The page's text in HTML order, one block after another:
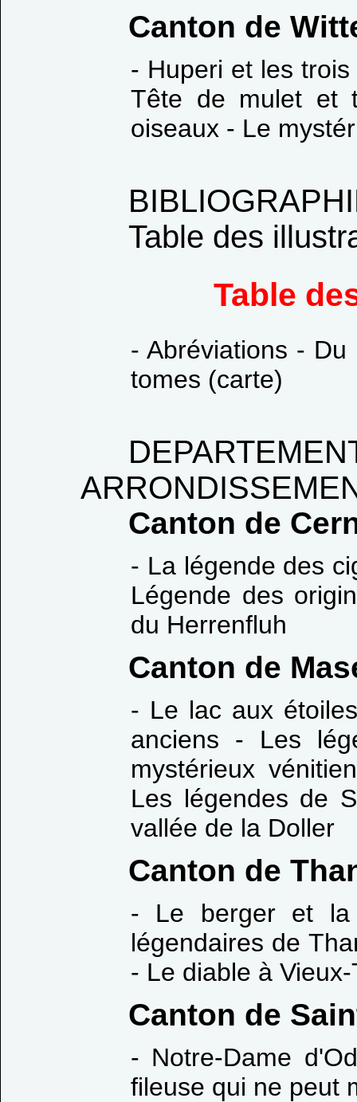
Canton de
- Huperi et les
Tête de mulet et
oiseaux - Le
Table des
Table
- Abréviations -
tomes (carte)
Canton de
- La légende des
Légende des
du Herrenfluh
Canton de
- Le lac aux
anciens - Les
mystérieux
Les légendes de
vallée de la Doller
Canton de
- Le berger et la
légendaires de
- Le diable à
Canton de
- Notre-Dame
fileuse qui ne peut